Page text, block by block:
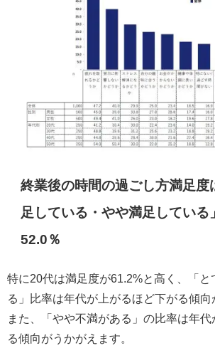
終業後の時間の過ごし方満足度
足している・やや満足している
52.0％
特に20代は満足度が61.2%と高く、「と
る」比率は年代が上がるほど下がる傾向
また、「やや不満がある」の比率は年
る傾向がうかがえます。